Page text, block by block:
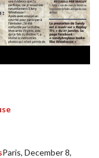
Paris, December 8,